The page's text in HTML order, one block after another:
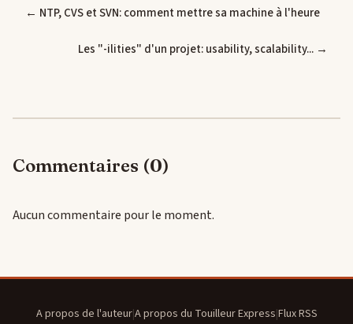
← NTP, CVS et SVN: comment mettre sa machine à l'heure
Les "-ilities" d'un projet: usability, scalability... →
Commentaires (0)
Aucun commentaire pour le moment.
A propos de l'auteur|A propos du Touilleur Express|Flux RSS